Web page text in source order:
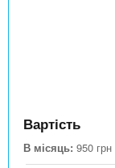
Вартість
В місяць: 950 грн